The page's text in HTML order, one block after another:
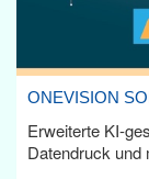
ONEVISION
Erweiterte KI-
Datendruck